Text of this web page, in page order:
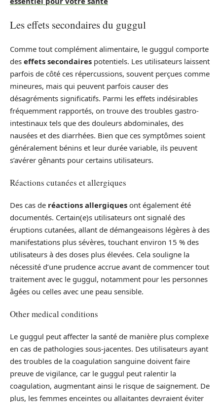
Les effets secondaires du guggul
Comme tout complément alimentaire, le guggul comporte
des effets secondaires potentiels. Les utilisateurs laissent
parfois de côté ces répercussions, souvent perçues comme
mineures, mais qui peuvent parfois causer des
désagréments significatifs. Parmi les effets indésirables
fréquemment rapportés, on trouve des troubles gastro-
intestinaux tels que des douleurs abdominales, des
nausées et des diarrhées. Bien que ces symptômes soient
généralement bénins et leur durée variable, ils peuvent
s’avérer gênants pour certains utilisateurs.
Réactions cutanées et allergiques
Des cas de réactions allergiques ont également été
documentés. Certain(e)s utilisateurs ont signalé des
éruptions cutanées, allant de démangeaisons légères à des
manifestations plus sévères, touchant environ 15 % des
utilisateurs à des doses plus élevées. Cela souligne la
nécessité d’une prudence accrue avant de commencer tout
traitement avec le guggul, notamment pour les personnes
âgées ou celles avec une peau sensible.
Other medical conditions
Le guggul peut affecter la santé de manière plus complexe
en cas de pathologies sous-jacentes. Des utilisateurs ayant
des troubles de la coagulation sanguine doivent faire
preuve de vigilance, car le guggul peut ralentir la
coagulation, augmentant ainsi le risque de saignement. De
plus, les femmes enceintes ou allaitantes devraient éviter